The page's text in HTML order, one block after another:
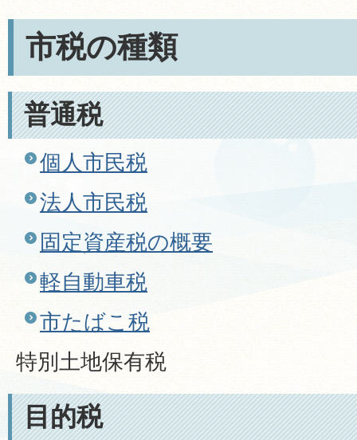
市税の種類
普通税
個人市民税
法人市民税
固定資産税の概要
軽自動車税
市たばこ税
特別土地保有税
目的税